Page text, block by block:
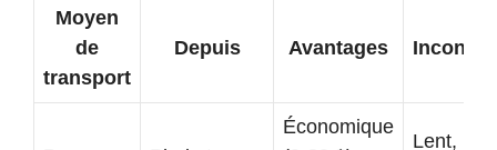
Moyen
de
transport
Depuis Avantages
Économique
Lent,